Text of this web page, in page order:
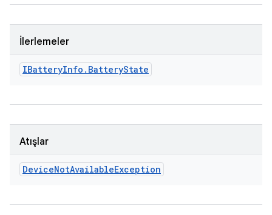
İlerlemeler
IBatteryInfo . BatteryState
Atışlar
DeviceNotAvailableException